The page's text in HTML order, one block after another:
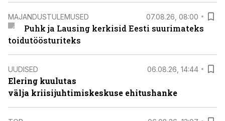
MAJANDUSTULEMUSED 07.08.26, 08:00
Puhk ja Lausing kerkisid Eesti suurimateks
toidutöösturiteks
UUDISED 06.08.26, 14:44
Elering kuulutas
välja kriisijuhtimiskeskuse ehitushanke